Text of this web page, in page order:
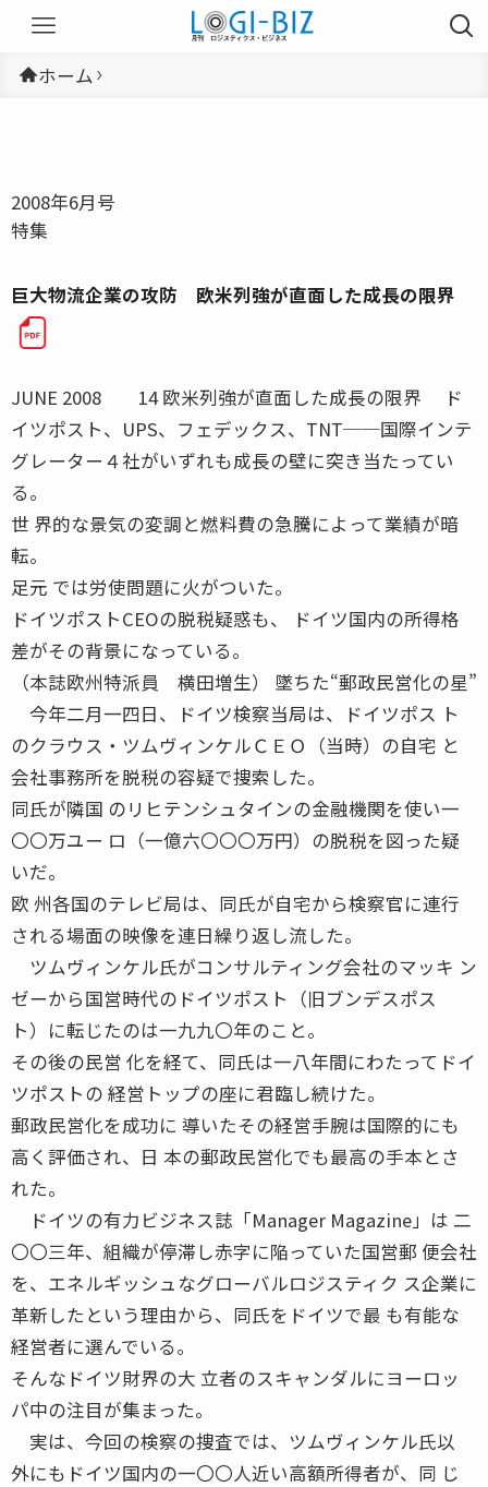
ホーム
2008年6月号
特集
巨大物流企業の攻防 欧米列強が直面した成長の限界
JUNE 2008 14 欧米列強が直面した成長の限界 ド
イツポスト、UPS、フェデックス、TNT──国際インテ
グレーター４社がいずれも成長の壁に突き当たってい
る。
世 界的な景気の変調と燃料費の急騰によって業績が暗
転。
足元 では労使問題に火がついた。
ドイツポストCEOの脱税疑惑も、 ドイツ国内の所得格
差がその背景になっている。
（本誌欧州特派員 横田増生） 墜ちた“郵政民営化の星”
今年二月一四日、ドイツ検察当局は、ドイツポス ト
のクラウス・ツムヴィンケルＣＥＯ（当時）の自宅 と
会社事務所を脱税の容疑で捜索した。
同氏が隣国 のリヒテンシュタインの金融機関を使い一
〇〇万ユー ロ（一億六〇〇〇万円）の脱税を図った疑
いだ。
欧 州各国のテレビ局は、同氏が自宅から検察官に連行
される場面の映像を連日繰り返し流した。
ツムヴィンケル氏がコンサルティング会社のマッキ ン
ゼーから国営時代のドイツポスト（旧ブンデスポス
ト）に転じたのは一九九〇年のこと。
その後の民営 化を経て、同氏は一八年間にわたってドイ
ツポストの 経営トップの座に君臨し続けた。
郵政民営化を成功に 導いたその経営手腕は国際的にも
高く評価され、日 本の郵政民営化でも最高の手本とさ
れた。
ドイツの有力ビジネス誌「Manager Magazine」は 二
〇〇三年、組織が停滞し赤字に陥っていた国営郵 便会社
を、エネルギッシュなグローバルロジスティク ス企業に
革新したという理由から、同氏をドイツで最 も有能な
経営者に選んでいる。
そんなドイツ財界の大 立者のスキャンダルにヨーロッ
パ中の注目が集まった。
実は、今回の検察の捜査では、ツムヴィンケル氏以
外にもドイツ国内の一〇〇人近い高額所得者が、同 じ